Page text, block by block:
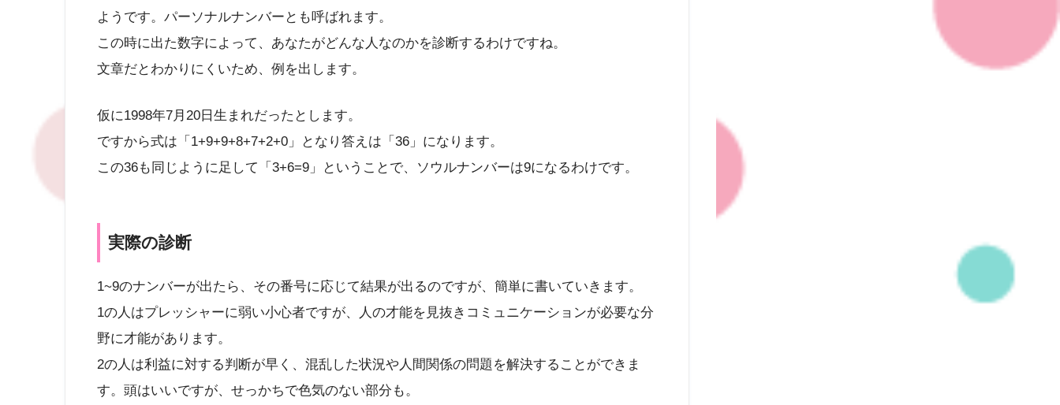
ようです。パーソナルナンバーとも呼ばれます。
この時に出た数字によって、あなたがどんな人なのかを診断するわけですね。
文章だとわかりにくいため、例を出します。
仮に1998年7月20日生まれだったとします。
ですから式は「1+9+9+8+7+2+0」となり答えは「36」になります。
この36も同じように足して「3+6=9」ということで、ソウルナンバーは9になるわけです。
実際の診断
1~9のナンバーが出たら、その番号に応じて結果が出るのですが、簡単に書いていきます。
1の人はプレッシャーに弱い小心者ですが、人の才能を見抜きコミュニケーションが必要な分
野に才能があります。
2の人は利益に対する判断が早く、混乱した状況や人間関係の問題を解決することができま
す。頭はいいですが、せっかちで色気のない部分も。